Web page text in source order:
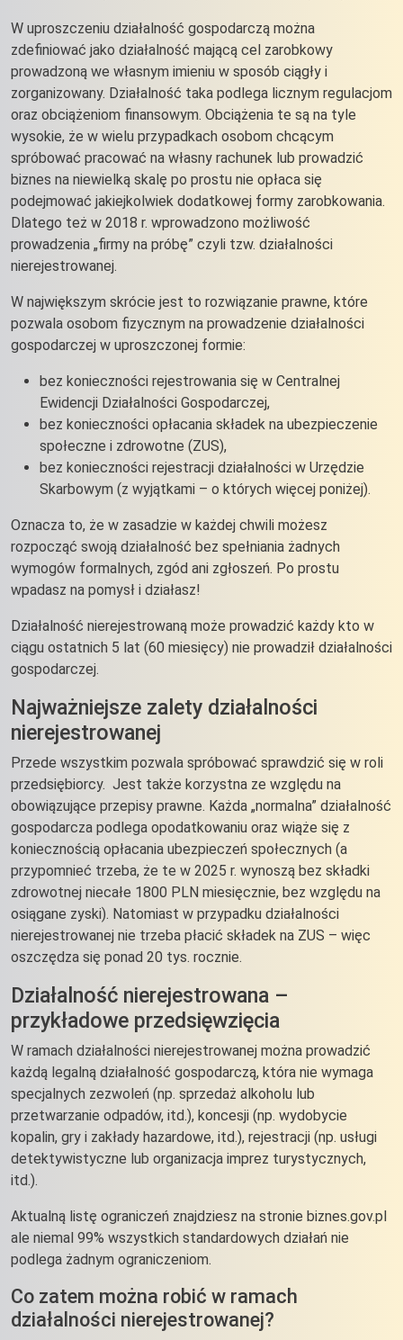
W uproszczeniu działalność gospodarczą można
zdefiniować jako działalność mającą cel zarobkowy
prowadzoną we własnym imieniu w sposób ciągły i
zorganizowany. Działalność taka podlega licznym regulacjom
oraz obciążeniom finansowym. Obciążenia te są na tyle
wysokie, że w wielu przypadkach osobom chcącym
spróbować pracować na własny rachunek lub prowadzić
biznes na niewielką skalę po prostu nie opłaca się
podejmować jakiejkolwiek dodatkowej formy zarobkowania.
Dlatego też w 2018 r. wprowadzono możliwość
prowadzenia „firmy na próbę” czyli tzw. działalności
nierejestrowanej.
W największym skrócie jest to rozwiązanie prawne, które
pozwala osobom fizycznym na prowadzenie działalności
gospodarczej w uproszczonej formie:
bez konieczności rejestrowania się w Centralnej
Ewidencji Działalności Gospodarczej,
bez konieczności opłacania składek na ubezpieczenie
społeczne i zdrowotne (ZUS),
bez konieczności rejestracji działalności w Urzędzie
Skarbowym (z wyjątkami – o których więcej poniżej).
Oznacza to, że w zasadzie w każdej chwili możesz
rozpocząć swoją działalność bez spełniania żadnych
wymogów formalnych, zgód ani zgłoszeń. Po prostu
wpadasz na pomysł i działasz!
Działalność nierejestrowaną może prowadzić każdy kto w
ciągu ostatnich 5 lat (60 miesięcy) nie prowadził działalności
gospodarczej.
Najważniejsze zalety działalności
nierejestrowanej
Przede wszystkim pozwala spróbować sprawdzić się w roli
przedsiębiorcy. Jest także korzystna ze względu na
obowiązujące przepisy prawne. Każda „normalna” działalność
gospodarcza podlega opodatkowaniu oraz wiąże się z
koniecznością opłacania ubezpieczeń społecznych (a
przypomnieć trzeba, że te w 2025 r. wynoszą bez składki
zdrowotnej niecałe 1800 PLN miesięcznie, bez względu na
osiągane zyski). Natomiast w przypadku działalności
nierejestrowanej nie trzeba płacić składek na ZUS – więc
oszczędza się ponad 20 tys. rocznie.
Działalność nierejestrowana –
przykładowe przedsięwzięcia
W ramach działalności nierejestrowanej można prowadzić
każdą legalną działalność gospodarczą, która nie wymaga
specjalnych zezwoleń (np. sprzedaż alkoholu lub
przetwarzanie odpadów, itd.), koncesji (np. wydobycie
kopalin, gry i zakłady hazardowe, itd.), rejestracji (np. usługi
detektywistyczne lub organizacja imprez turystycznych,
itd.).
Aktualną listę ograniczeń znajdziesz na stronie biznes.gov.pl
ale niemal 99% wszystkich standardowych działań nie
podlega żadnym ograniczeniom.
Co zatem można robić w ramach
działalności nierejestrowanej?